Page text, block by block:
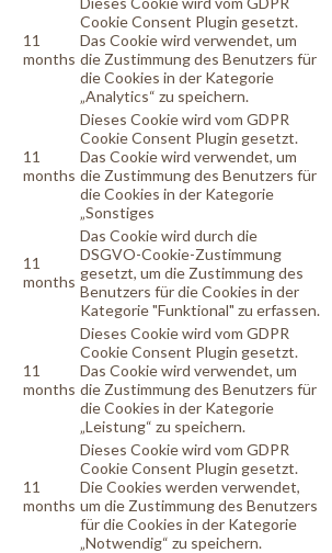
11
months
Cookie Consent Plugin gesetzt.
Das Cookie wird verwendet, um
die Zustimmung des Benutzers für
die Cookies in der Kategorie
„Analytics“ zu speichern.
11
months
Dieses Cookie wird vom GDPR
Cookie Consent Plugin gesetzt.
Das Cookie wird verwendet, um
die Zustimmung des Benutzers für
die Cookies in der Kategorie
„Sonstiges
11
months
Das Cookie wird durch die
DSGVO-Cookie-Zustimmung
gesetzt, um die Zustimmung des
Benutzers für die Cookies in der
Kategorie "Funktional" zu erfassen.
11
months
Dieses Cookie wird vom GDPR
Cookie Consent Plugin gesetzt.
Das Cookie wird verwendet, um
die Zustimmung des Benutzers für
die Cookies in der Kategorie
„Leistung“ zu speichern.
11
months
Dieses Cookie wird vom GDPR
Cookie Consent Plugin gesetzt.
Die Cookies werden verwendet,
um die Zustimmung des Benutzers
für die Cookies in der Kategorie
„Notwendig“ zu speichern.